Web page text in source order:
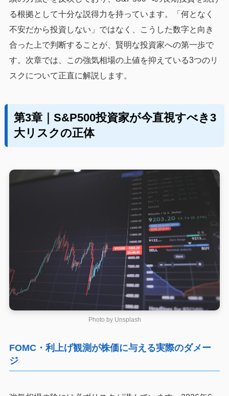
る根拠として十分な説得力を持っています。「何となく
不安だから投資しない」ではなく、こうした数字と向き
合った上で判断することが、賢明な投資家への第一歩で
す。次章では、この強気相場の上値を抑えている3つのリ
スクについて正直に解説します。
第3章｜S&P500投資家が今直視すべき3
大リスクの正体
Photo by Unsplash
FOMC・利上げ観測が株価に与える実際のダメー
ジ